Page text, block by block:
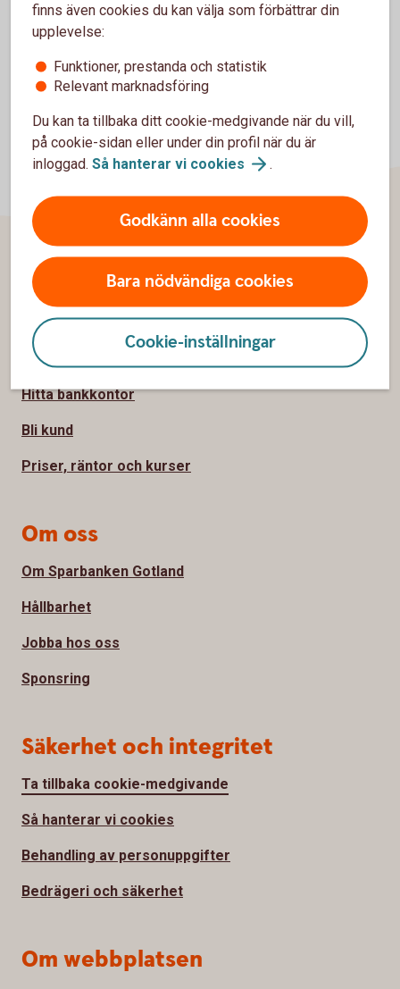
finns även cookies du kan välja som förbättrar din
upplevelse:
Funktioner, prestanda och statistik
Relevant marknadsföring
Du kan ta tillbaka ditt cookie-medgivande när du vill,
på cookie-sidan eller under din profil när du är
inloggad. Så hanterar vi cookies .
Godkänn alla cookies
Bara nödvändiga cookies
Cookie-inställningar
Sidfot
Hitta snabbt
Kontakta oss
Spärrhjälp
Hitta bankkontor
Bli kund
Priser, räntor och kurser
Om oss
Om Sparbanken Gotland
Hållbarhet
Jobba hos oss
Sponsring
Säkerhet och integritet
Ta tillbaka cookie-medgivande
Så hanterar vi cookies
Behandling av personuppgifter
Bedrägeri och säkerhet
Om webbplatsen